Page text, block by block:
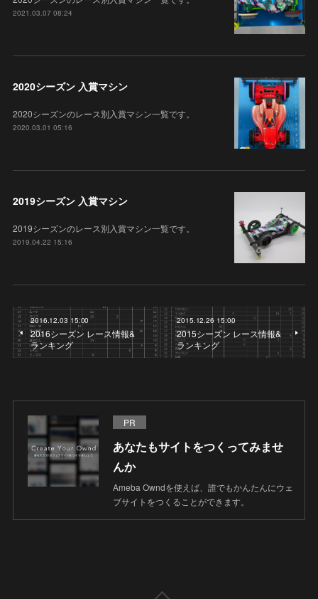
2021.03.07 08:24
2020シーズン 入賞マシン
2020シーズンのレース別入賞マシン一覧です。
2020.03.01 05:16
2019シーズン 入賞マシン
2019シーズンのレース別入賞マシン一覧です。
2019.04.22 15:16
2016.12.03 15:00
2016シーズン レース情報&
ランキング
2015.12.26 15:00
2015シーズン レース情報&
ランキング
PR
あなたもサイトをつくってみませ
んか
Ameba Owndを使えば、誰でもかんたんにウェ
ブサイトをつくることができます。